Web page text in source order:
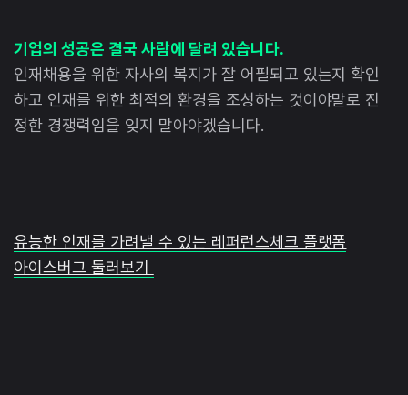
기업의 성공은 결국 사람에 달려 있습니다.
인재채용을 위한 자사의 복지가 잘 어필되고 있는지 확인
하고 인재를 위한 최적의 환경을 조성하는 것이야말로 진
정한 경쟁력임을 잊지 말아야겠습니다.
유능한 인재를 가려낼 수 있는 레퍼런스체크 플랫폼
아이스버그 둘러보기